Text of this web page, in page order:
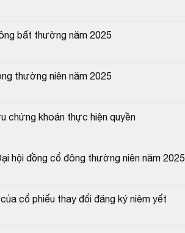
bất thường năm 2025
thường niên năm 2025
chứng khoán thực hiện quyền
hội đồng cổ đông thường niên năm 2025
cổ phiếu thay đổi đăng ký niêm yết